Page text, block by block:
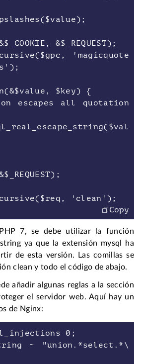
&$_REQUEST);
'magicquote
$key) {
escapes all quotation
Copy
7, se debe utilizar la función
ya que la extensión mysql ha
de esta versión. Las comillas se
clean y todo el código de abajo.
añadir algunas reglas a la sección
el servidor web. Aquí hay un
de Nginx:
0;
~ "union.*select.*\